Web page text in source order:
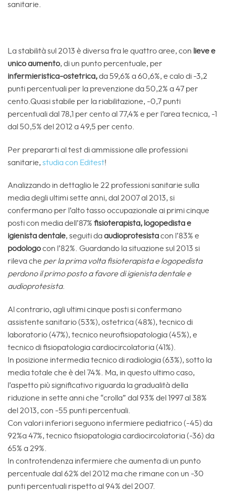
sanitarie.
La stabilità sul 2013 è diversa fra le quattro aree, con lieve e
unico aumento, di un punto percentuale, per
infermieristica-ostetrica,da 59,6% a 60,6%, e calo di -3,2
punti percentuali per la prevenzione da 50,2% a 47 per
cento.Quasi stabile per la riabilitazione, -0,7 punti
percentuali dal 78,1 per cento al 77,4% e per l’area tecnica, -1
dal 50,5% del 2012 a 49,5 per cento.
Per prepararti al test di ammissione alle professioni
sanitarie, studia con Editest!
Analizzando in dettaglio le 22 professioni sanitarie sulla
media degli ultimi sette anni, dal 2007 al 2013, si
confermano per l’alto tasso occupazionale ai primi cinque
posti con media dell’87% fisioterapista, logopedista e
igienista dentale, seguiti daaudioprotesistacon l’83% e
podologocon l’82%. Guardando la situazione sul 2013 si
rileva che per la prima volta fisioterapista e logopedista
perdono il primo posto a favore di igienista dentale e
audioprotesista.
Al contrario, agli ultimi cinque posti si confermano
assistente sanitario (53%), ostetrica (48%), tecnico di
laboratorio (47%), tecnico neurofisiopatologia (45%), e
tecnico di fisiopatologia cardiocircolatoria (41%).
In posizione intermedia tecnico di radiologia (63%), sotto la
media totale che è del 74%. Ma, in questo ultimo caso,
l’aspetto più significativo riguarda la gradualità della
riduzione in sette anni che “crolla” dal 93% del 1997 al 38%
del 2013, con -55 punti percentuali.
Con valori inferiori seguono infermiere pediatrico (-45) da
92%a 47%, tecnico fisiopatologia cardiocircolatoria (-36) da
65% a 29%.
In controtendenza infermiere che aumenta di un punto
percentuale dal 62% del 2012 ma che rimane con un -30
punti percentuali rispetto al 94% del 2007.